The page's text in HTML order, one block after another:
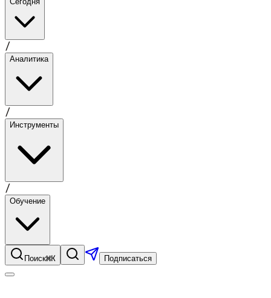
/
Аналитика
/
Инструменты
/
Обучение
Поиск⌘K Подписаться